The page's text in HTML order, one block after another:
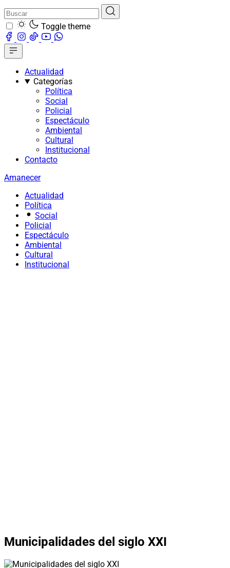
Toggle theme
Actualidad
Categorías
Política
Social
Policial
Espectáculo
Ambiental
Cultural
Institucional
Contacto
Amanecer
Actualidad
Política
Social
Policial
Espectáculo
Ambiental
Cultural
Institucional
Municipalidades del siglo XXI